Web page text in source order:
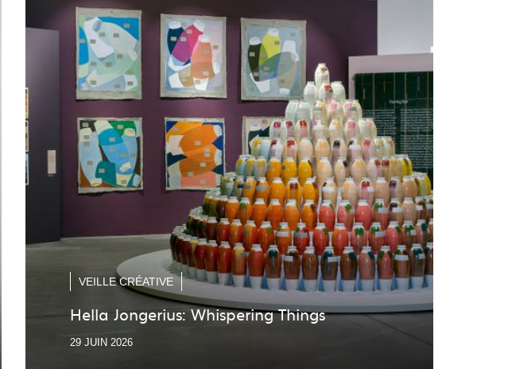
VEILLE CRÉATIVE
Hella Jongerius: Whispering Things
29 JUIN 2026